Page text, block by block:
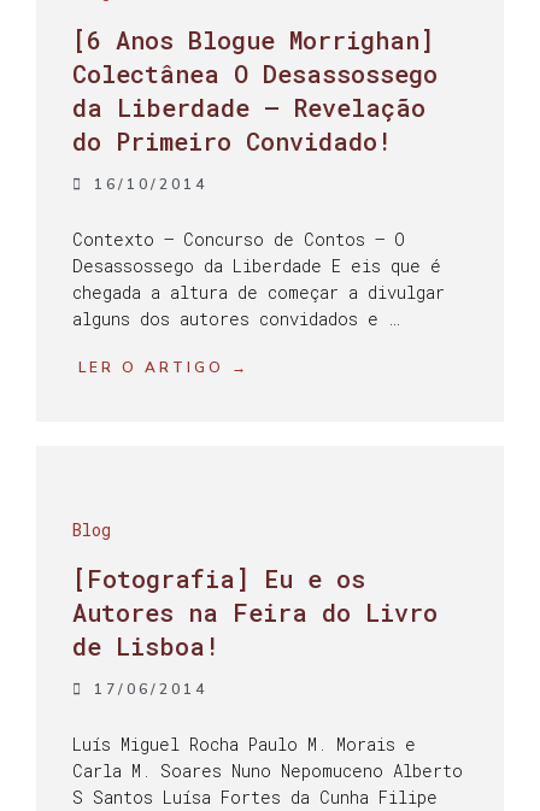
[6 Anos Blogue Morrighan]
Colectânea O Desassossego
da Liberdade – Revelação
do Primeiro Convidado!
16/10/2014
Contexto – Concurso de Contos – O
Desassossego da Liberdade E eis que é
chegada a altura de começar a divulgar
alguns dos autores convidados e …
LER O ARTIGO →
Blog
[Fotografia] Eu e os
Autores na Feira do Livro
de Lisboa!
17/06/2014
Luís Miguel Rocha Paulo M. Morais e
Carla M. Soares Nuno Nepomuceno Alberto
S Santos Luísa Fortes da Cunha Filipe